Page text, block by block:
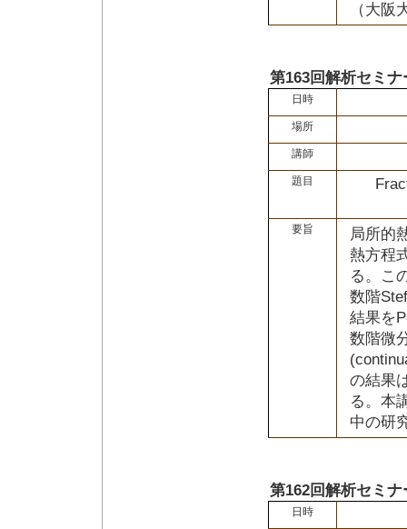
（大
第163回解析セミナ
日時
場所
講師
題目
要旨
局所的
熱方程
る。こ
数階
結果を
数階微
の結果
る。本
中の研
第162回解析セミナ
日時